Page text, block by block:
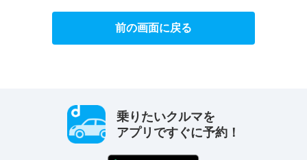
前の画面に戻る
乗りたいクルマを
アプリですぐに予約！